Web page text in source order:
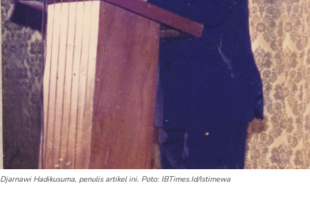
Djarnawi Hadikusuma, penulis artikel ini. Poto: IBTimes.Id/Istimewa